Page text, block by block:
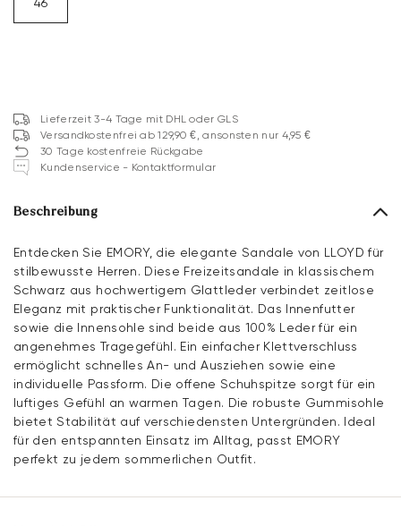
46
Lieferzeit 3-4 Tage mit DHL oder GLS
Versandkostenfrei ab 129,90 €, ansonsten nur 4,95 €
30 Tage kostenfreie Rückgabe
Kundenservice - Kontaktformular
Beschreibung
Entdecken Sie EMORY, die elegante Sandale von LLOYD für
stilbewusste Herren. Diese Freizeitsandale in klassischem
Schwarz aus hochwertigem Glattleder verbindet zeitlose
Eleganz mit praktischer Funktionalität. Das Innenfutter
sowie die Innensohle sind beide aus 100% Leder für ein
angenehmes Tragegefühl. Ein einfacher Klettverschluss
ermöglicht schnelles An- und Ausziehen sowie eine
individuelle Passform. Die offene Schuhspitze sorgt für ein
luftiges Gefühl an warmen Tagen. Die robuste Gummisohle
bietet Stabilität auf verschiedensten Untergründen. Ideal
für den entspannten Einsatz im Alltag, passt EMORY
perfekt zu jedem sommerlichen Outfit.